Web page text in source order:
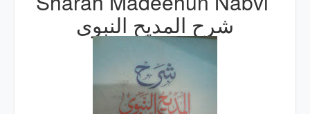
شرح المدیح النبوی